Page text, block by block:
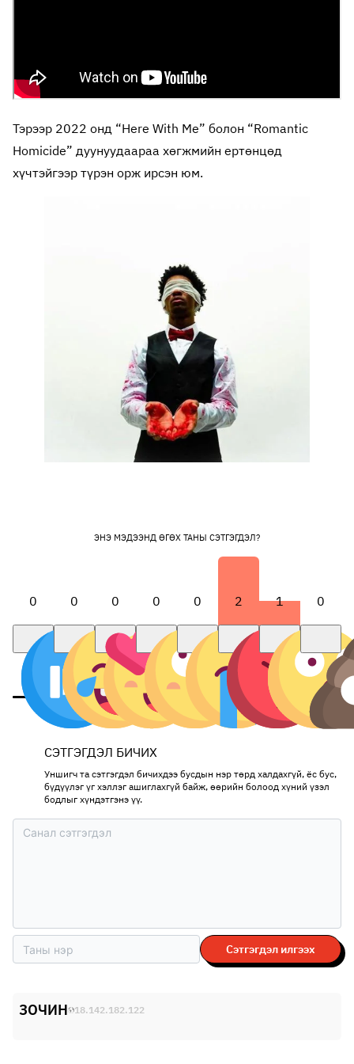
Тэрээр 2022 онд “Here With Me” болон “Romantic
Homicide” дуунуудаараа хөгжмийн ертөнцөд
хүчтэйгээр түрэн орж ирсэн юм.
ЭНЭ МЭДЭЭНД ӨГӨХ ТАНЫ СЭТГЭГДЭЛ?
0 0 0 0 0 2 1 0
СЭТГЭГДЭЛ БИЧИХ
Уншигч та сэтгэгдэл бичихдээ бусдын нэр төрд халдахгүй, ёс бус,
бүдүүлэг үг хэллэг ашиглахгүй байж, өөрийн болоод хүний үзэл
бодлыг хүндэтгэнэ үү.
Сэтгэгдэл илгээх
ЗОЧИН 18.142.182.122